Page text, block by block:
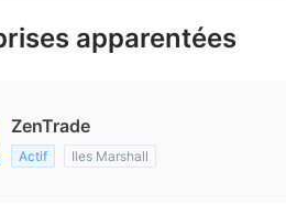
apparentées
ZenTrade
Actif Iles Marshall